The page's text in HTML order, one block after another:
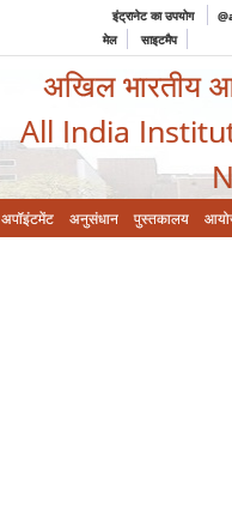
इंट्रानेट का उपयोग
मेल
साइटमैप
अखिल भारतीय
All India
अपॉइंटमेंट अनुसंधान पुस्तकालय